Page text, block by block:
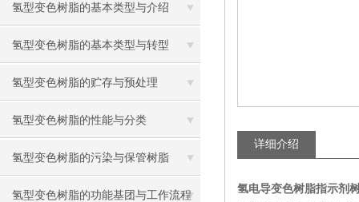
氢型变色树脂的基本类型与介绍
氢型变色树脂的基本类型与转型
氢型变色树脂的贮存与预处理
氢型变色树脂的性能与分类
氢型变色树脂的污染与保管树脂
氢型变色树脂的功能基团与工作流程
详细介绍
氢电导变色树脂指示剂